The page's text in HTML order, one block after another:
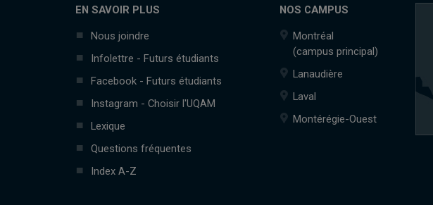
EN SAVOIR PLUS
Nous joindre
Infolettre - Futurs étudiants
Facebook - Futurs étudiants
Instagram - Choisir l'UQAM
Lexique
Questions fréquentes
Index A-Z
NOS CAMPUS
Montréal
(campus principal)
Lanaudière
Laval
Montérégie-Ouest